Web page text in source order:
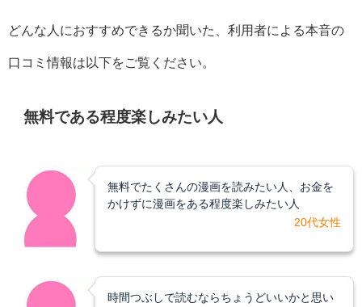
どんな人におすすめできるか聞いた、利用者による本音の
口コミ情報は以下をご覧ください。
無料である程度楽しみたい人
無料でたくさんの漫画を読みたい人、お金を
かけずに漫画をある程度楽しみたい人
20代女性
時間つぶしで読むならちょうどいいかと思い